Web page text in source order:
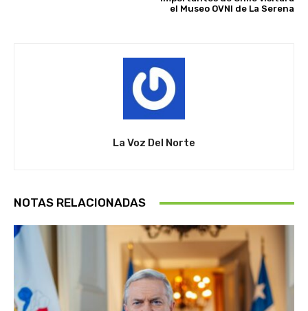
el Museo OVNI de La Serena
La Voz Del Norte
NOTAS RELACIONADAS